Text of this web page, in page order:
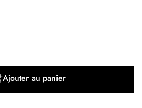
Ajouter au panier